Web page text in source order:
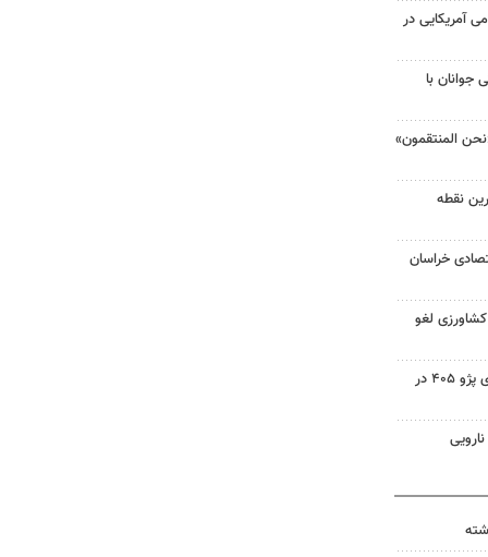
آمریکایی در
جوانان با
المنتقمون»
گرم‌ترین نقطه
خراسان
لغو
۳ فوتی در واژگونی و آتش‌سوزی پژو ۴۰۵ در